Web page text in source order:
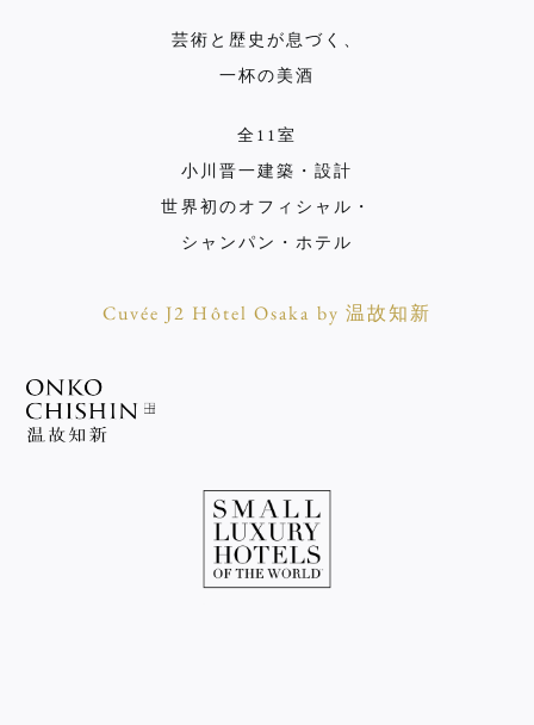
芸術と歴史が息づく、
一杯の美酒
全11室
小川晋一建築・設計
世界初のオフィシャル・
シャンパン・ホテル
Cuvée J2 Hôtel Osaka by 温故知新